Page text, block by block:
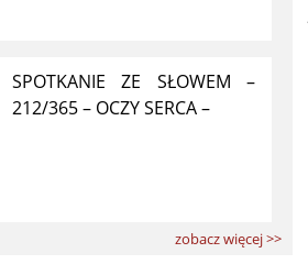
SPOTKANIE ZE SŁOWEM –
212/365 – OCZY SERCA –
zobacz więcej >>